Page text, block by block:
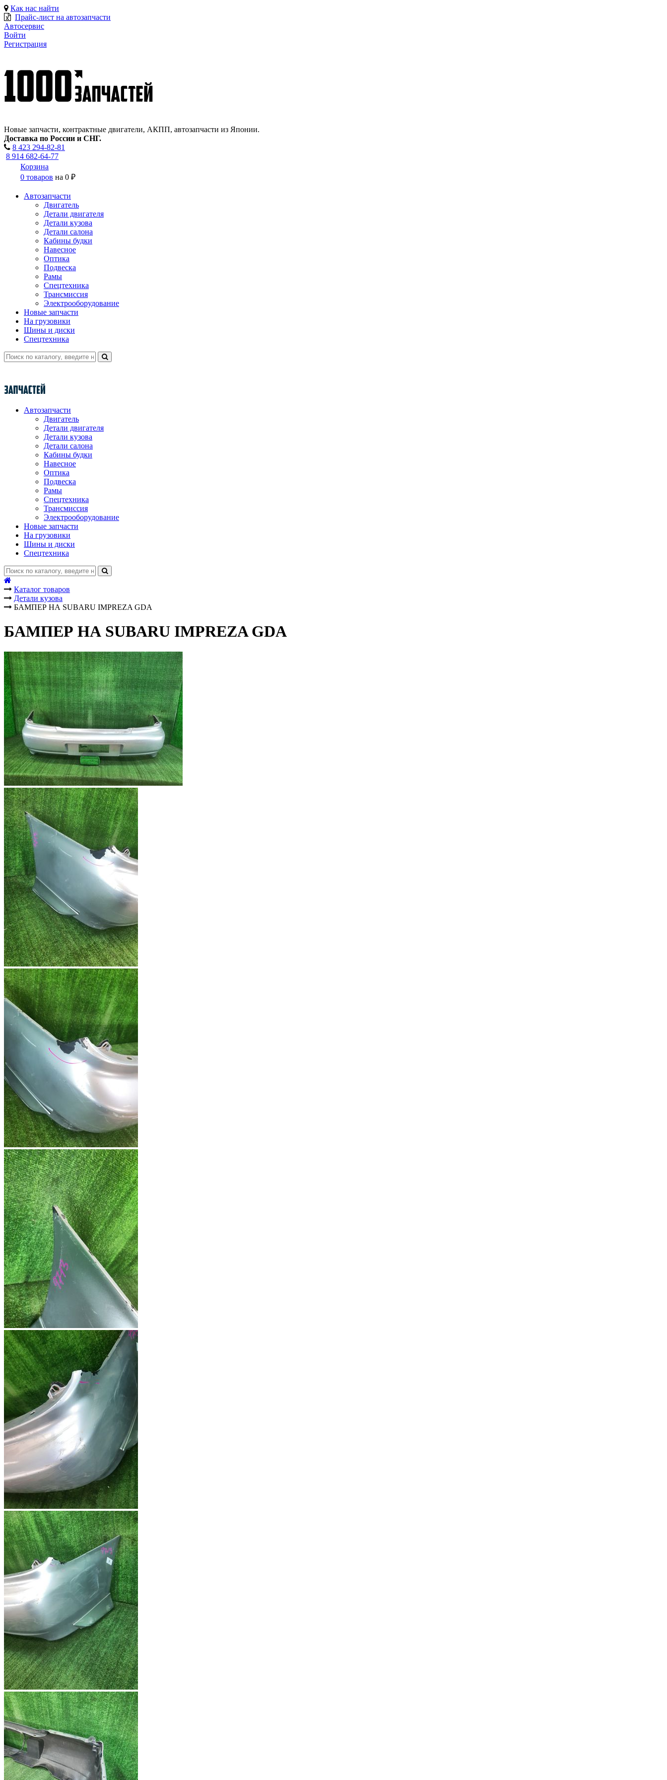
Как нас найти
Прайс-лист на автозапчасти
Автосервис
Войти
Регистрация
Новые запчасти, контрактные двигатели, АКПП, автозапчасти из Японии.
Доставка по России и СНГ.
8 423 294-82-81
8 914 682-64-77
Корзина
0 товаров на 0 ₽
Автозапчасти
Двигатель
Детали двигателя
Детали кузова
Детали салона
Кабины будки
Навесное
Оптика
Подвеска
Рамы
Спецтехника
Трансмиссия
Электрооборудование
Новые запчасти
На грузовики
Шины и диски
Спецтехника
Автозапчасти
Двигатель
Детали двигателя
Детали кузова
Детали салона
Кабины будки
Навесное
Оптика
Подвеска
Рамы
Спецтехника
Трансмиссия
Электрооборудование
Новые запчасти
На грузовики
Шины и диски
Спецтехника
Каталог товаров
Детали кузова
БАМПЕР НА SUBARU IMPREZA GDA
БАМПЕР НА SUBARU IMPREZA GDA